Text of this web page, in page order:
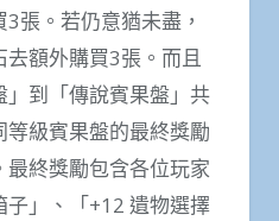
張。若仍意猶未盡，
額外購買3張。而且
到「傳說賓果盤」共
級賓果盤的最終獎勵
終獎勵包含各位玩家
」、「+12 遺物選擇